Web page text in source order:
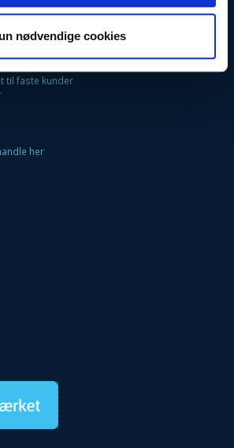
nødvendige cookies
til faste kunder
her